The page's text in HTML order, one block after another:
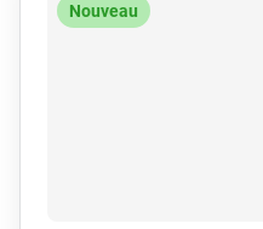
Nouveau